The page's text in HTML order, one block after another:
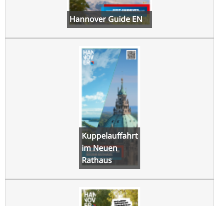
Hannover Guide EN
Kuppelauffahrt
im Neuen
Rathaus